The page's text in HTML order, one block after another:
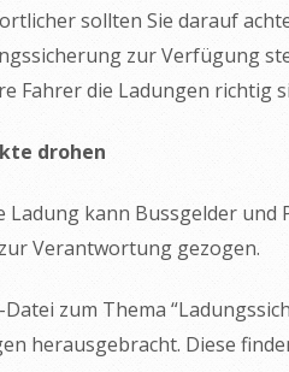
sollten Sie darauf
zur Verfügung
Fahrer die Ladungen richtig
drohen
Ladung kann Bussgelder
Verantwortung gezogen.
zum Thema
herausgebracht. Diese